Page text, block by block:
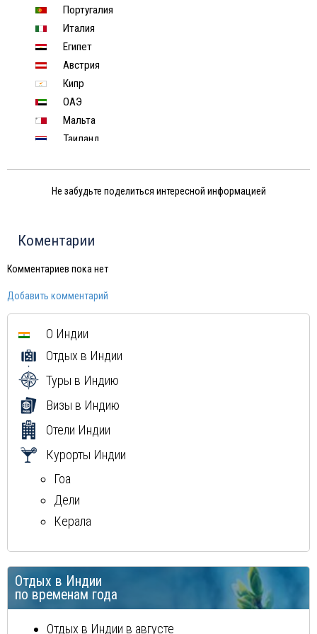
Португалия
Италия
Египет
Австрия
Кипр
ОАЭ
Мальта
Таиланд
Чехия
Израиль
Тунис
Мексика
Куба
Доминиканская Республика
Мальдивы
Не забудьте поделиться интересной информацией
Коментарии
Комментариев пока нет
Добавить комментарий
О Индии
Отдых в Индии
Туры в Индию
Визы в Индию
Отели Индии
Курорты Индии
Гоа
Дели
Керала
Отдых в Индии
по временам года
Отдых в Индии в августе